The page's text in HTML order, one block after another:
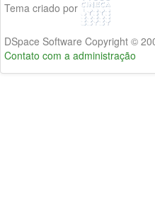
Tema criado por
DSpace Software Copyright ©
Contato com a administração